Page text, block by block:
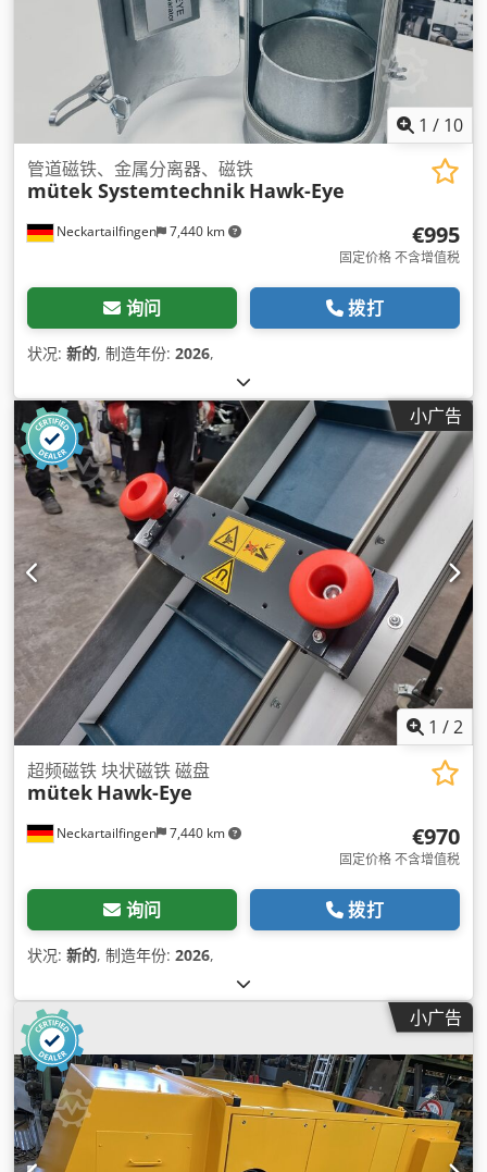
1 / 10
Neckartailfingen 7,440 km
管道磁铁、金属分离器、磁铁
mütek Systemtechnik Hawk-Eye
€995
固定价格 不含增值税
询问 拨打
状况: 新的, 制造年份: 2026,
小广告
1 /2
Neckartailfingen 7,440 km
超频磁铁 块状磁铁 磁盘
mütek Hawk-Eye
€970
固定价格 不含增值税
询问 拨打
状况: 新的, 制造年份: 2026,
小广告